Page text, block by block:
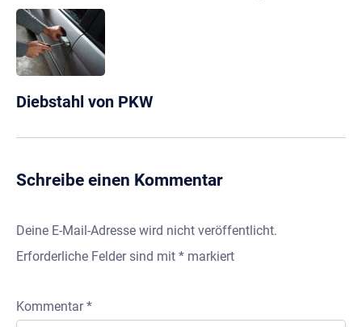
Diebstahl von PKW
Schreibe einen Kommentar
Deine E-Mail-Adresse wird nicht veröffentlicht.
Erforderliche Felder sind mit * markiert
Kommentar*